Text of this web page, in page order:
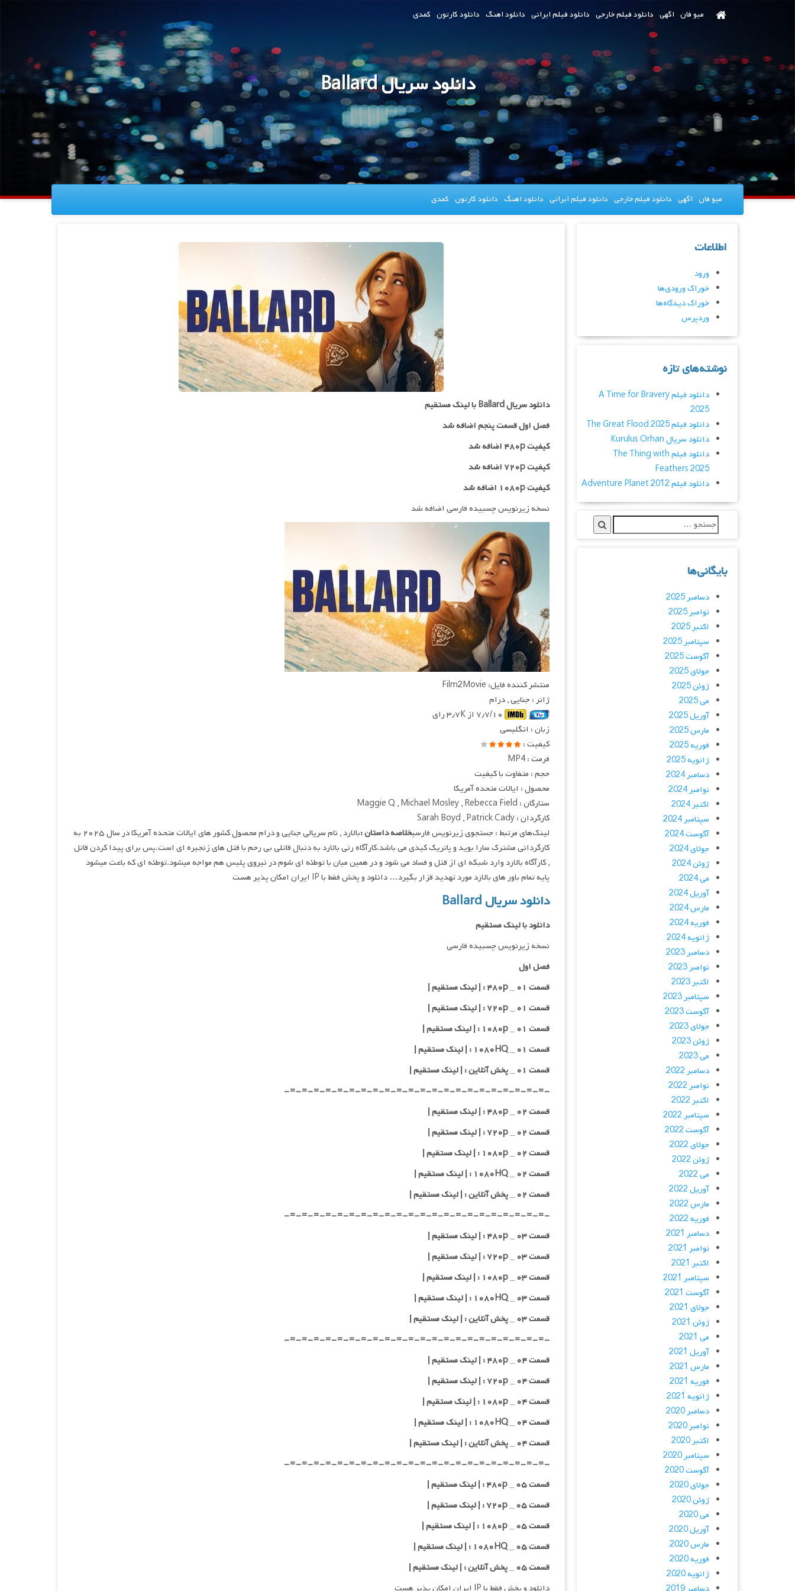
میو فان اگهی دانلود فیلم خارجی دانلود فیلم ایرانی دانلود اهنگ دانلود کارتون کمدی
دانلود سریال Ballard
میو فان اگهی دانلود فیلم خارجی دانلود فیلم ایرانی دانلود اهنگ دانلود کارتون کمدی
دانلود سریال Ballard با لینک مستقیم
فصل اول قسمت پنجم اضافه شد
کیفیت ۴۸۰p اضافه شد
کیفیت ۷۲۰p
اضافه شد
کیفیت ۱۰۸۰p اضافه شد
نسخه زیرنویس چسبیده فارسی اضافه شد
منتشر کننده فایل: Film2Movie
ژانر : جنایی , درام
زبان : انگلیسی
کیفیت :
فرمت : MP4
حجم : متفاوت با کیفیت
محصول : ایالات متحده آمریکا
ستارگان : Maggie Q , Michael Mosley , Rebecca Field
کارگردان : Sarah Boyd , Patrick Cady
لینک‌های مرتبط : جستجوی زیرنویس فارسیخلاصه داستان :
بالارد , نام سریالی جنایی و درام محصول کشور های ایالات متحده آمریکا در سال ۲۰۲۵ به
کارگردانی مشترک سارا بوید و پاتریک کیدی می باشد.کارآگاه رنی بالارد به دنبال قاتلی بی رحم با قتل های زنجیره ای است.پس برای پیدا کردن قاتل
, کارآگاه بالارد وارد شبکه ای از قتل و فساد می شود و در همین میان با توطئه ای شوم در نیروی پلیس هم مواجه میشود.توطئه ای که باعث میشود
پایه تمام باور های بالارد مورد تهدید قزار بگیرد… دانلود و پخش فقط با IP ایران امکان پذیر هست
دانلود سریال Ballard
دانلود با لینک مستقیم
نسخه زیرنویس چسبیده فارسی
فصل اول
قسمت ۰۱ _ ۴۸۰p : | لینک مستقیم |
قسمت ۰۱ _ ۷۲۰p : | لینک مستقیم |
قسمت ۰۱ _ ۱۰۸۰p : | لینک مستقیم |
قسمت ۰۱ _ ۱۰۸۰HQ : | لینک مستقیم |
قسمت ۰۱ _ پخش آنلاین : | لینک مستقیم |
-=-=-=-=-=-=-=-=-=-=-=-=-=-=-=-=-=-=-=-=-=-=-
قسمت ۰۲ _ ۴۸۰p : | لینک مستقیم |
قسمت ۰۲ _ ۷۲۰p : | لینک مستقیم |
قسمت ۰۲ _ ۱۰۸۰p : | لینک مستقیم |
قسمت ۰۲ _ ۱۰۸۰HQ : | لینک مستقیم |
قسمت ۰۲ _ پخش آنلاین : | لینک مستقیم |
-=-=-=-=-=-=-=-=-=-=-=-=-=-=-=-=-=-=-=-=-=-=-
قسمت ۰۳ _ ۴۸۰p : | لینک مستقیم |
قسمت ۰۳ _ ۷۲۰p : | لینک مستقیم |
قسمت ۰۳ _ ۱۰۸۰p : | لینک مستقیم |
قسمت ۰۳ _ ۱۰۸۰HQ : | لینک مستقیم |
قسمت ۰۳ _ پخش آنلاین : | لینک مستقیم |
-=-=-=-=-=-=-=-=-=-=-=-=-=-=-=-=-=-=-=-=-=-=-
قسمت ۰۴ _ ۴۸۰p : | لینک مستقیم |
قسمت ۰۴ _ ۷۲۰p : | لینک مستقیم |
قسمت ۰۴ _ ۱۰۸۰p : | لینک مستقیم |
قسمت ۰۴ _ ۱۰۸۰HQ : | لینک مستقیم |
قسمت ۰۴ _ پخش آنلاین : | لینک مستقیم |
-=-=-=-=-=-=-=-=-=-=-=-=-=-=-=-=-=-=-=-=-=-=-
قسمت ۰۵ _ ۴۸۰p : | لینک مستقیم |
قسمت ۰۵ _ ۷۲۰p : | لینک مستقیم |
قسمت ۰۵ _ ۱۰۸۰p : | لینک مستقیم |
قسمت ۰۵ _ ۱۰۸۰HQ : | لینک مستقیم |
قسمت ۰۵ _ پخش آنلاین : | لینک مستقیم |
اطلاعات
ورود
خوراک ورودی‌ها
خوراک دیدگاه‌ها
وردپرس
نوشته‌های تازه
دانلود فیلم A Time for Bravery
2025
دانلود فیلم The Great Flood 2025
دانلود سریال Kurulus Orhan
دانلود فیلم The Thing with
Feathers 2025
دانلود فیلم Adventure Planet 2012
بایگانی‌ها
دسامبر 2025
نوامبر 2025
اکتبر 2025
سپتامبر 2025
آگوست 2025
جولای 2025
ژوئن 2025
می 2025
آوریل 2025
مارس 2025
فوریه 2025
ژانویه 2025
دسامبر 2024
نوامبر 2024
اکتبر 2024
سپتامبر 2024
آگوست 2024
جولای 2024
ژوئن 2024
می 2024
آوریل 2024
مارس 2024
فوریه 2024
ژانویه 2024
دسامبر 2023
نوامبر 2023
اکتبر 2023
سپتامبر 2023
آگوست 2023
جولای 2023
ژوئن 2023
می 2023
دسامبر 2022
نوامبر 2022
اکتبر 2022
سپتامبر 2022
آگوست 2022
جولای 2022
ژوئن 2022
می 2022
آوریل 2022
مارس 2022
فوریه 2022
دسامبر 2021
نوامبر 2021
اکتبر 2021
سپتامبر 2021
آگوست 2021
جولای 2021
ژوئن 2021
می 2021
آوریل 2021
مارس 2021
فوریه 2021
ژانویه 2021
دسامبر 2020
نوامبر 2020
اکتبر 2020
سپتامبر 2020
آگوست 2020
جولای 2020
ژوئن 2020
می 2020
آوریل 2020
مارس 2020
فوریه 2020
ژانویه 2020